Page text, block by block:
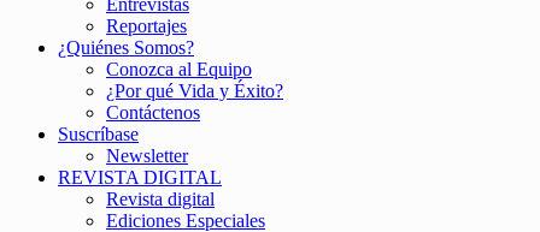
Entrevistas
Reportajes
¿Quiénes Somos?
Conozca al Equipo
¿Por qué Vida y Éxito?
Contáctenos
Suscríbase
Newsletter
REVISTA DIGITAL
Revista digital
Ediciones Especiales